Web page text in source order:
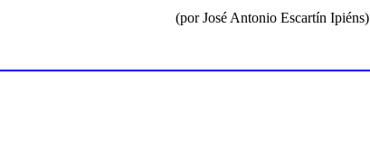
(por José Antonio Escartín Ipiéns)